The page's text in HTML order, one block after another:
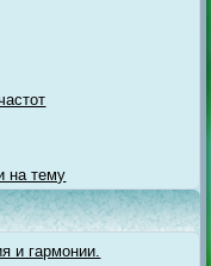
на тему
и гармонии.